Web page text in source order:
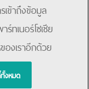
reserved.
เข้าถึงข้อมูล
ทเนอร์โซเชีย
องเราอีกด้วย
งหมด